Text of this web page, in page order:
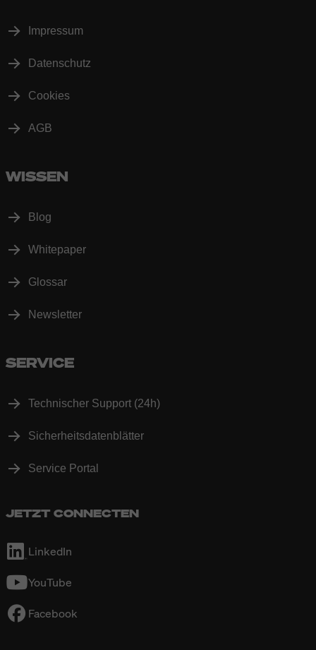
Impressum
Datenschutz
Cookies
AGB
WISSEN
Blog
Whitepaper
Glossar
Newsletter
SERVICE
Technischer Support (24h)
Sicherheitsdatenblätter
Service Portal
JETZT CONNECTEN
LinkedIn
YouTube
Facebook